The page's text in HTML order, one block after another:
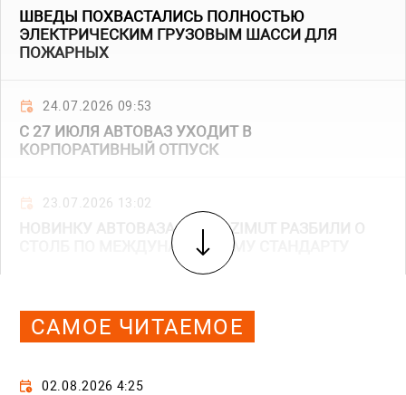
ШВЕДЫ ПОХВАСТАЛИСЬ ПОЛНОСТЬЮ
ЭЛЕКТРИЧЕСКИМ ГРУЗОВЫМ ШАССИ ДЛЯ
ПОЖАРНЫХ
24.07.2026 09:53
С 27 ИЮЛЯ АВТОВАЗ УХОДИТ В
КОРПОРАТИВНЫЙ ОТПУСК
23.07.2026 13:02
НОВИНКУ АВТОВАЗА LADA AZIMUT РАЗБИЛИ О
СТОЛБ ПО МЕЖДУНАРОДНОМУ СТАНДАРТУ
САМОЕ ЧИТАЕМОЕ
02.08.2026 4:25